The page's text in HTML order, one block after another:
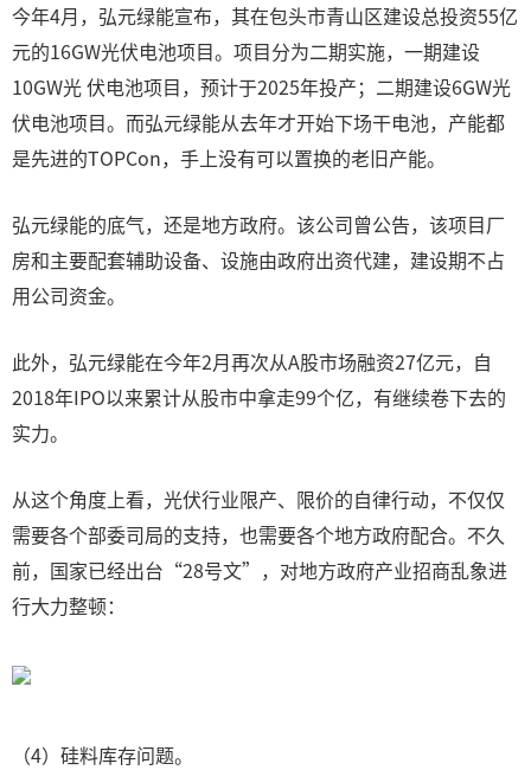
今年4月，弘元绿能宣布，其在包头市青山区建设总投资55亿
元的16GW光伏电池项目。项目分为二期实施，一期建设
10GW光 伏电池项目，预计于2025年投产；二期建设6GW光
伏电池项目。而弘元绿能从去年才开始下场干电池，产能都
是先进的TOPCon，手上没有可以置换的老旧产能。
弘元绿能的底气，还是地方政府。该公司曾公告，该项目厂
房和主要配套辅助设备、设施由政府出资代建，建设期不占
用公司资金。
此外，弘元绿能在今年2月再次从A股市场融资27亿元，自
2018年IPO以来累计从股市中拿走99个亿，有继续卷下去的
实力。
从这个角度上看，光伏行业限产、限价的自律行动，不仅仅
需要各个部委司局的支持，也需要各个地方政府配合。不久
前，国家已经出台“28号文”，对地方政府产业招商乱象进
行大力整顿：
（4）硅料库存问题。